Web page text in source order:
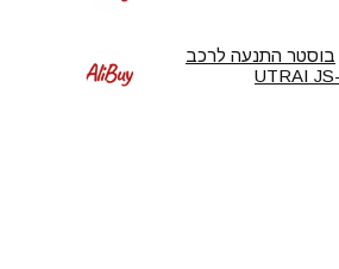
בוסטר התנעה לרכב